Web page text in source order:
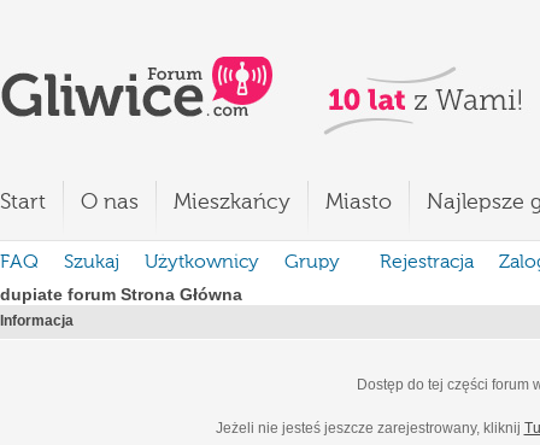
Start O nas Mieszkańcy Miasto Najlepsze
FAQ Szukaj Użytkownicy Grupy Rejestracja
dupiate forum Strona Główna
Informacja
Dostęp do tej części forum
Jeżeli nie jesteś jeszcze zarejestrowany, kliknij